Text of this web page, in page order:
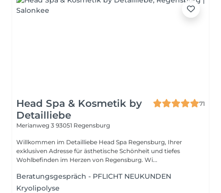
Head Spa & Kosmetik by
Detailliebe
71
Merianweg 3 93051 Regensburg
Willkommen im Detailliebe Head Spa Regensburg, Ihrer
exklusiven Adresse für ästhetische Schönheit und tiefes
Wohlbefinden im Herzen von Regensburg. Wi...
Beratungsgespräch - PFLICHT NEUKUNDEN
Kryolipolyse